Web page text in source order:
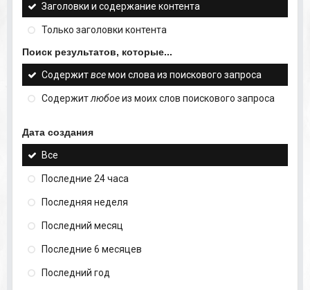
Заголовки и содержание контента
Только заголовки контента
Поиск результатов, которые...
Содержитвсемои слова из поискового запроса
Содержитлюбоеиз моих слов поискового запроса
Дата создания
Все
Последние 24 часа
Последняя неделя
Последний месяц
Последние 6 месяцев
Последний год